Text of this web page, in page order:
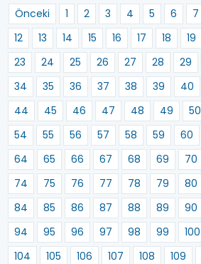
Önceki 1 2 3 4 5 6 7
12
13 14 15 16 17 18 19
23
24 25 26 27 28 29
34
35 36 37 38 39 40
44
45 46 47 48 49 50
54
55 56 57 58 59 60
64
65 66 67 68 69 70
74
75 76 77 78 79 80
84
85 86 87 88 89 90
94
95 96 97 98 99 100
104
105 106 107 108 109